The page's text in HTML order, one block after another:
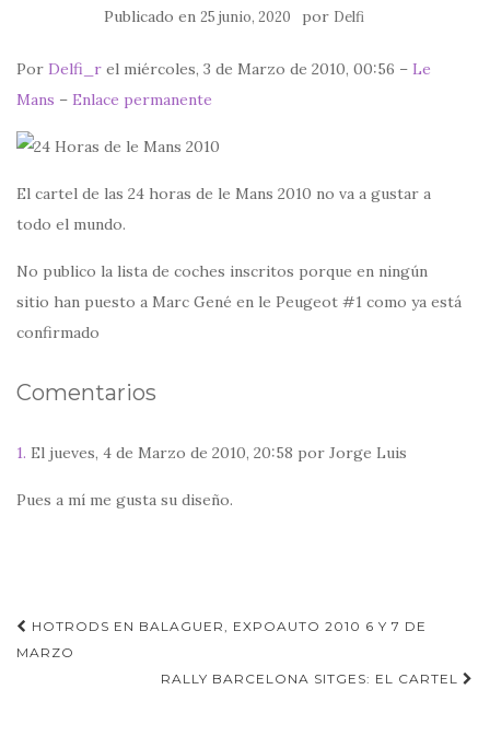
Publicado en 25 junio, 2020 por Delfi
Por Delfi_r el miércoles, 3 de Marzo de 2010, 00:56 – Le
Mans – Enlace permanente
El cartel de las 24 horas de le Mans 2010 no va a gustar a
todo el mundo.
No publico la lista de coches inscritos porque en ningún
sitio han puesto a Marc Gené en le Peugeot #1 como ya está
confirmado
Comentarios
1. El jueves, 4 de Marzo de 2010, 20:58 por Jorge Luis
Pues a mí me gusta su diseño.
Navegación
de
HOTRODS EN BALAGUER, EXPOAUTO 2010 6 Y 7 DE
MARZO
RALLY BARCELONA SITGES: EL CARTEL